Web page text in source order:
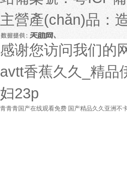
主營產(chǎn)品：
感谢您访问我们的
avtt香蕉久久_精品
妇23p
青青青国产在线观看免费 国产精品久久亚洲不